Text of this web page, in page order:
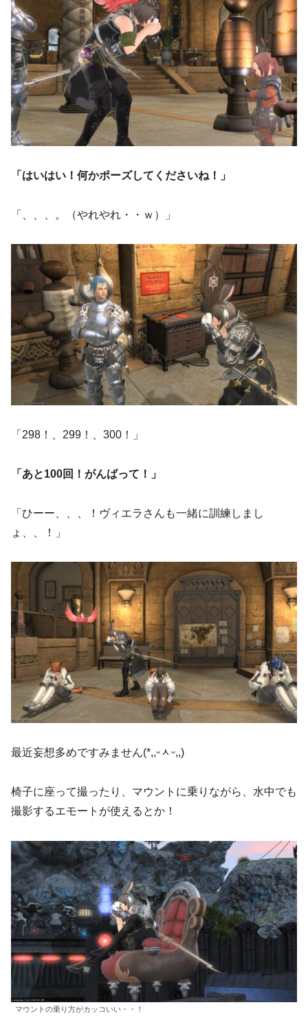
「はいはい！何かポーズしてくださいね！」
「、、、。（やれやれ・・ｗ）」
「298！、299！、300！」
「あと100回！がんばって！」
「ひーー、、、！ヴィエラさんも一緒に訓練しまし
ょ、、！」
最近妄想多めですみません(*,,ᵕᆺᵕ,,)
椅子に座って撮ったり、マウントに乗りながら、水中でも
撮影するエモートが使えるとか！
マウントの乗り方がカッコいい・・！